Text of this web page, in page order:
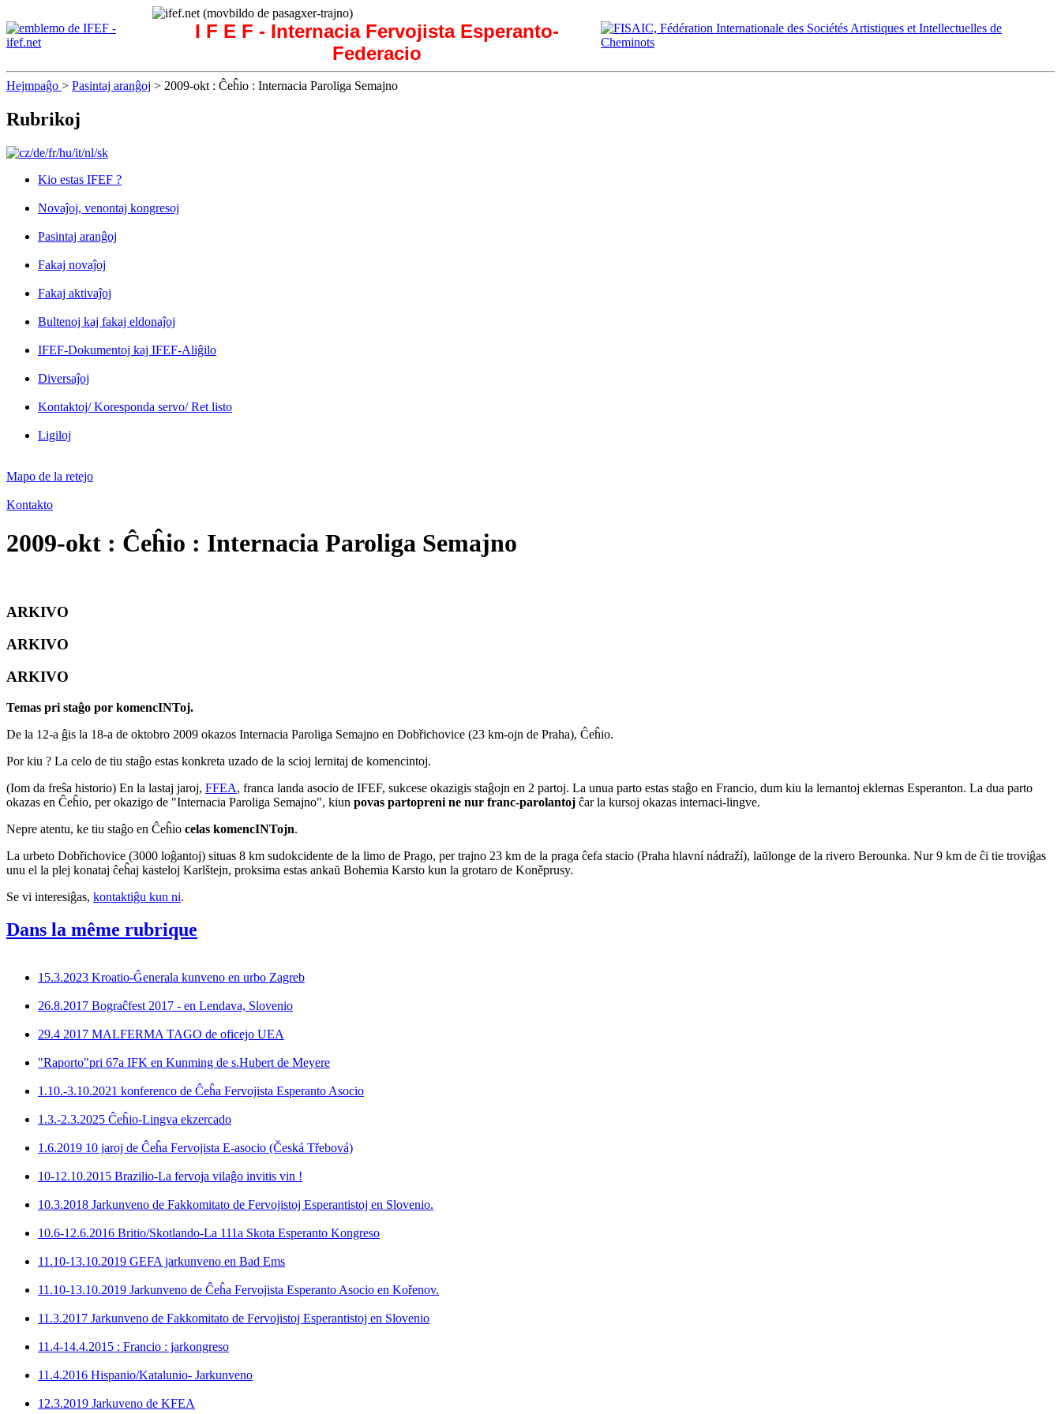
I F E F - Internacia Fervojista Esperanto-
Federacio
Hejmpaĝo > Pasintaj aranĝoj > 2009-okt : Ĉeĥio : Internacia Paroliga Semajno
Rubrikoj
Kio estas IFEF ?
Novaĵoj, venontaj kongresoj
Pasintaj aranĝoj
Fakaj novaĵoj
Fakaj aktivaĵoj
Bultenoj kaj fakaj eldonaĵoj
IFEF-Dokumentoj kaj IFEF-Aliĝilo
Diversaĵoj
Kontaktoj/ Koresponda servo/ Ret listo
Ligiloj
Mapo de la retejo
Kontakto
2009-okt : Ĉeĥio : Internacia Paroliga Semajno
ARKIVO
ARKIVO
ARKIVO
Temas pri staĝo por komencINToj.
De la 12-a ĝis la 18-a de oktobro 2009 okazos Internacia Paroliga Semajno en Dobřichovice (23 km-ojn de Praha), Ĉeĥio.
Por kiu ? La celo de tiu staĝo estas konkreta uzado de la scioj lernitaj de komencintoj.
(Iom da freŝa historio) En la lastaj jaroj, FFEA, franca landa asocio de IFEF, sukcese okazigis staĝojn en 2 partoj. La unua parto estas staĝo en Francio, dum kiu la lernantoj eklernas Esperanton. La dua parto
okazas en Ĉeĥio, per okazigo de "Internacia Paroliga Semajno", kiun povas partopreni ne nur franc-parolantoj ĉar la kursoj okazas internaci-lingve.
Nepre atentu, ke tiu staĝo en Ĉeĥio celas komencINTojn.
La urbeto Dobřichovice (3000 loĝantoj) situas 8 km sudokcidente de la limo de Prago, per trajno 23 km de la praga ĉefa stacio (Praha hlavní nádraží), laŭlonge de la rivero Berounka. Nur 9 km de ĉi tie troviĝas
unu el la plej konataj ĉeĥaj kasteloj Karlštejn, proksima estas ankaŭ Bohemia Karsto kun la grotaro de Koněprusy.
Se vi interesiĝas, kontaktiĝu kun ni.
Dans la même rubrique
15.3.2023 Kroatio-Ĝenerala kunveno en urbo Zagreb
26.8.2017 Bograĉfest 2017 - en Lendava, Slovenio
29.4 2017 MALFERMA TAGO de oficejo UEA
"Raporto"pri 67a IFK en Kunming de s.Hubert de Meyere
1.10.-3.10.2021 konferenco de Ĉeĥa Fervojista Esperanto Asocio
1.3.-2.3.2025 Ĉeĥio-Lingva ekzercado
1.6.2019 10 jaroj de Ĉeĥa Fervojista E-asocio (Česká Třebová)
10-12.10.2015 Brazilio-La fervoja vilaĝo invitis vin !
10.3.2018 Jarkunveno de Fakkomitato de Fervojistoj Esperantistoj en Slovenio.
10.6-12.6.2016 Britio/Skotlando-La 111a Skota Esperanto Kongreso
11.10-13.10.2019 GEFA jarkunveno en Bad Ems
11.10-13.10.2019 Jarkunveno de Ĉeĥa Fervojista Esperanto Asocio en Kořenov.
11.3.2017 Jarkunveno de Fakkomitato de Fervojistoj Esperantistoj en Slovenio
11.4-14.4.2015 : Francio : jarkongreso
11.4.2016 Hispanio/Katalunio- Jarkunveno
12.3.2019 Jarkuveno de KFEA